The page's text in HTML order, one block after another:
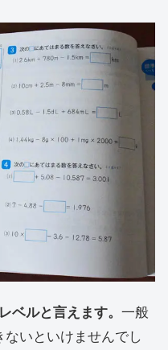
ベルと言えます。 一般
いといけませんでし